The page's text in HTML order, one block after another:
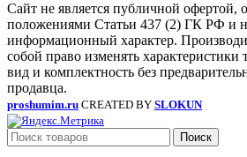
Сайт не является публичной офертой,
положениями Статьи 437 (2) ГК РФ и
информационный характер.
собой право изменять характеристики
вид и комплектность без
продавца.
proshumim.ru CREATED BY SLOKUN
Поиск